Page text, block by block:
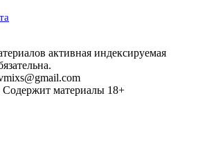
активная индексируемая
материалы 18+